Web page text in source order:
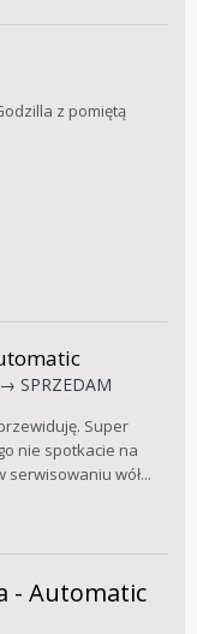
z pomiętą
SPRZEDAM
Super
nie spotkacie na
serwisowaniu wół...
- Automatic